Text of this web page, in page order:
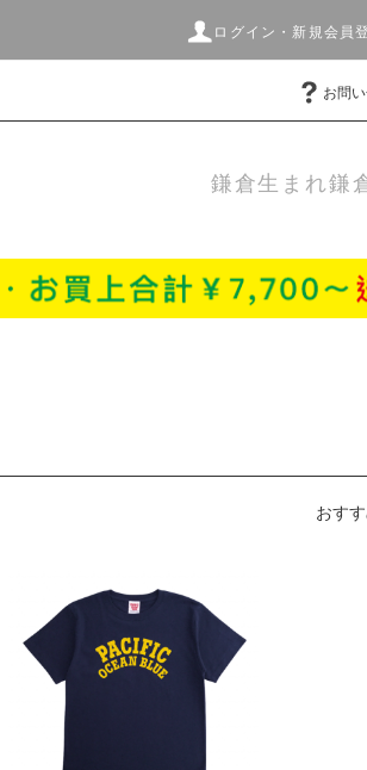
ログイン・新規会員
お問
鎌倉生まれ鎌
おす